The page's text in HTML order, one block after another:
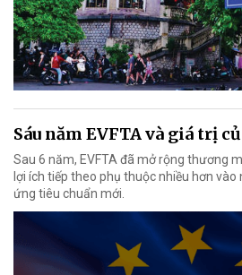
Sáu năm EVFTA và giá trị
Sau 6 năm, EVFTA đã mở rộng thương
lợi ích tiếp theo phụ thuộc nhiều hơn
ứng tiêu chuẩn mới.